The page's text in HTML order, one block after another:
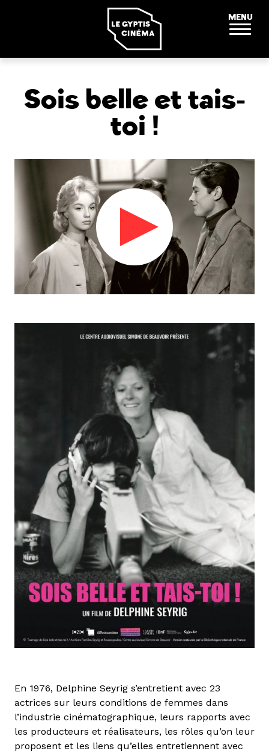
MENU
Sois belle et tais-
toi !
En 1976, Delphine Seyrig s’entretient avec 23
actrices sur leurs conditions de femmes dans
l’industrie cinématographique, leurs rapports avec
les producteurs et réalisateurs, les rôles qu’on leur
proposent et les liens qu’elles entretiennent avec
Panneau de gestion des cookies